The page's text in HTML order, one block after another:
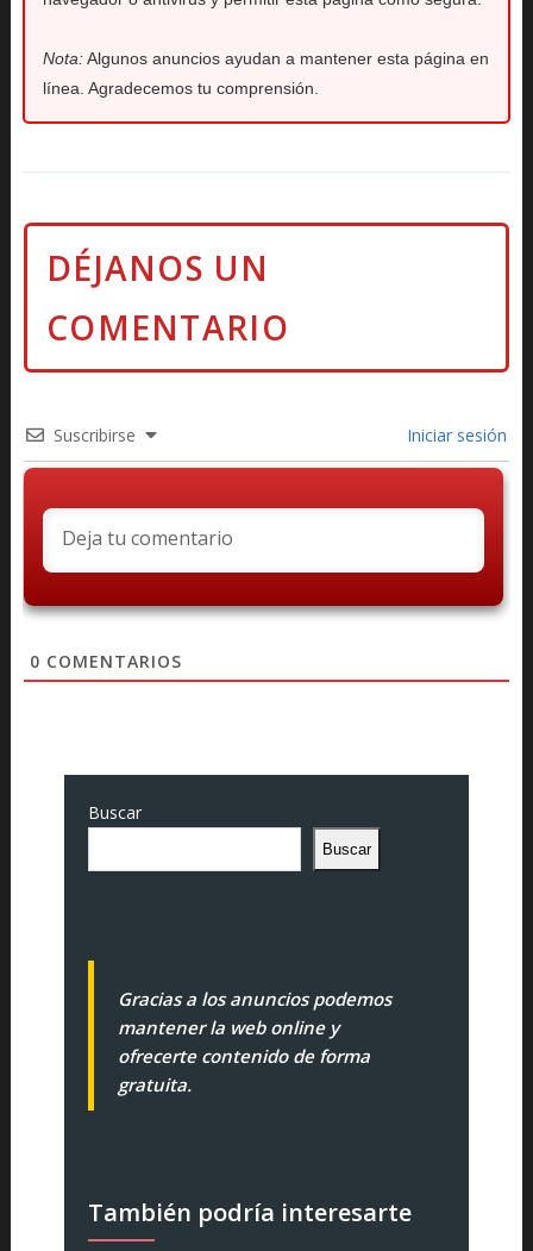
Nota:Algunos anuncios ayudan a mantener esta página en
línea. Agradecemos tu comprensión.
Suscribirse Iniciar sesión
0 COMENTARIOS
Buscar
Buscar
Gracias a los anuncios podemos
mantener la web online y
ofrecerte contenido de forma
gratuita.
También podría interesarte